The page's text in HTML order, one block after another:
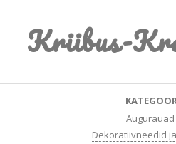
contentKriibus-
Augurauad
Dekoratiivneedid